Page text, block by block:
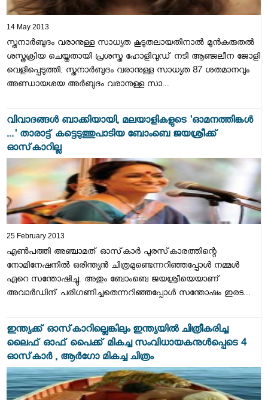
14 May 2013
സ്തനാര്‍ബുദം വരാനുള്ള സാധ്യത കൂടുതലായതിനാല്‍ മുന്‍കരുതല്‍
ശസ്ത്രക്രിയ ചെയ്തതായി പ്രശസ്ത ഹോളിവുഡ് നടി ആഞ്ജലീന ജോളി
വെളിപ്പെടുത്തി. സ്തനാര്‍ബുദം വരാനുള്ള സാധ്യത 87 ശതമാനവും
അണ്ഡായശയ അര്‍ബുദം വരാനുള്ള സാ...
വിവാദങ്ങള്‍ ബാക്കിയായി, മലയാളികളുടെ 'ഓമനത്തിങ്കള്‍
...' താരാട്ട്‌ കട്ടെടുത്തുപാടിയ ബോംബെ ജയശ്രീക്ക്‌
ഓസ്‌കാറില്ല
25 February 2013
എണ്‍പത്തി അഞ്ചാമത്‌ ഓസ്‌കാര്‍ പുരസ്‌കാരത്തിന്റെ
നോമിനേഷനില്‍ ഒരിന്ത്യന്‍ ചിത്രമുണ്ടെന്നറിഞ്ഞപ്പോള്‍ നമ്മള്‍
ഏറെ സന്തോഷിച്ചു. അതും ബോംബെ ജയശ്രീയെയാണ്‌
അവാര്‍ഡിന്‌ പരിഗണിച്ചതെന്നറിഞ്ഞപ്പോള്‍ സന്തോഷം ഇരട...
ഇന്ത്യക്ക്‌ ഓസ്‌കാറില്ലെങ്കിലും ഇന്ത്യയില്‍ ചിത്രീകരിച്ച
ലൈഫ്‌ ഓഫ്‌ പൈക്ക്‌ മികച്ച സംവിധായകനുള്‍പ്പെടെ 4
ഓസ്‌കാര്‍ , ആര്‍ഗോ മികച്ച ചിത്രം